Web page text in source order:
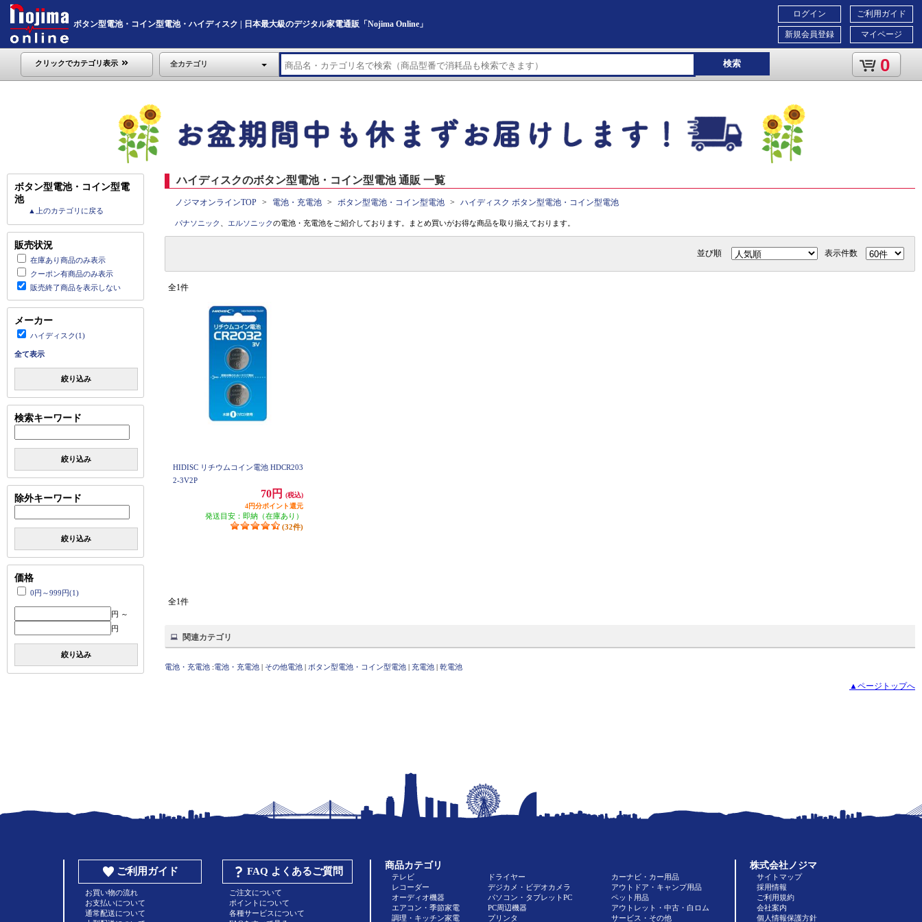
ボタン型電池・コイン型電池・ハイディスク | 日本最大級のデジタル家電通販「Nojima Online」
ご利用ガイド
マイページ
ログイン
新規会員登録
クリックでカテゴリ表示 全カテゴリ 検索 0
ボタン型電池・コイン型電
池
▲上のカテゴリに戻る
販売状況
在庫あり商品のみ表示
クーポン有商品のみ表示
販売終了商品を表示しない
メーカー
ハイディスク(1)
全て表示
絞り込み
検索キーワード
絞り込み
除外キーワード
絞り込み
価格
0円～999円(1)
円 ～
円
絞り込み
ハイディスクのボタン型電池・コイン型電池 通販 一覧
ノジマオンラインTOP 電池・充電池 ボタン型電池・コイン型電池 ハイディスク ボタン型電池・コイン型電池
パナソニック エルソニックの電池・充電池をご紹介しております。まとめ買いがお得な商品を取り揃えております。
並び順 表示件数
全1件
HIDISC リチウムコイン電池 HDCR203
2-3V2P
70円
(税込)
4円分ポイント還元
発送目安：即納（在庫あり）
(32件)
全1件
関連カテゴリ
電池・充電池 :電池・充電池 | その他電池 | ボタン型電池・コイン型電池 | 充電池 | 乾電池
▲ページトップへ
ご利用ガイド
お買い物の流れ
お支払いについて
通常配送について
FAQ よくあるご質問
ご注文について
ポイントについて
各種サービスについて
商品カテゴリ
テレビ
レコーダー
オーディオ機器
エアコン・季節家電
調理・キッチン家電
ドライヤー
デジカメ・ビデオカメラ
パソコン・タブレットPC
PC周辺機器
プリンタ
カーナビ・カー用品
アウトドア・キャンプ用品
ペット用品
アウトレット・中古・白ロム
サービス・その他
株式会社ノジマ
サイトマップ
採用情報
ご利用規約
会社案内
個人情報保護方針